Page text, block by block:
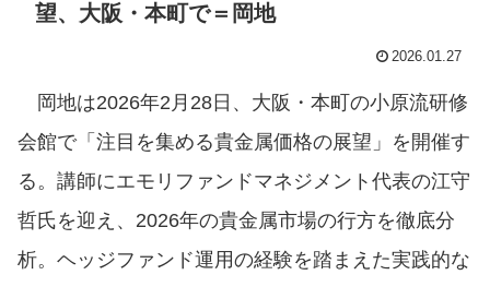
望、大阪・本町で＝岡地
2026.01.27
岡地は2026年2月28日、大阪・本町の小原流研修
会館で「注目を集める貴金属価格の展望」を開催す
る。講師にエモリファンドマネジメント代表の江守
哲氏を迎え、2026年の貴金属市場の行方を徹底分
析。ヘッジファンド運用の経験を踏まえた実践的な